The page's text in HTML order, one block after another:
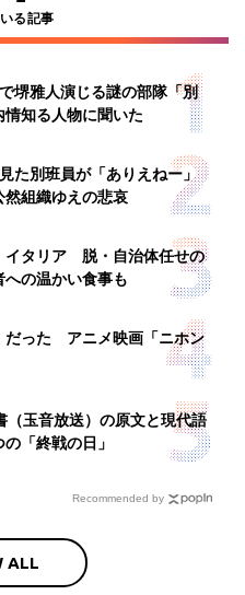
る記事
堺雅人演じる謎の部隊「別
知る人物に聞いた
た別班員が「ありえねー」
組織ゆえの悲哀
イタリア 脱・自治体任せの
の温かい食事も
だった アニメ映画「ニホン
（玉音放送）の原文と現代語
「終戦の日」
Recommended by
ALL